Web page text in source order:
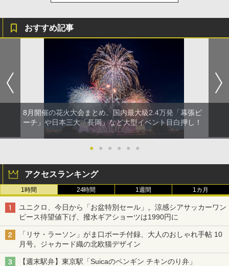
おすすめ記事
8月開催の花火大会まとめ。国内最大級2.4万発「幕張ビ
ーチ」や日本三大「長岡」など大型イベント目白押し！
● ● ● ● ● ●
アクセスランキング
1時間 24時間 1週間 1カ月
ユニクロ、今日から「お盆特別セール」。涼感シアサッカーワン
ピース待望値下げ、撥水ギアショーツは1990円に
「リサ・ラーソン」がま口ポーチ付録、大人のおしゃれ手帖 10
月号。ジャカード織の北欧猫デザイン
【週末駅弁】東京駅「Suicaのペンギン チキンのり弁」